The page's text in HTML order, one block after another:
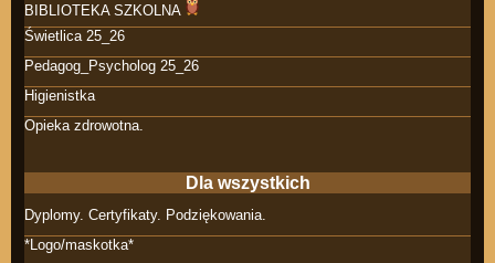
BIBLIOTEKA SZKOLNA
Świetlica 25_26
Pedagog_Psycholog 25_26
Higienistka
Opieka zdrowotna.
Dla wszystkich
Dyplomy. Certyfikaty. Podziękowania.
*Logo/maskotka*